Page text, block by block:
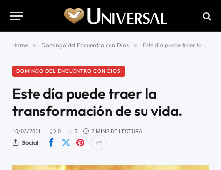
Home » Domingo del Encuentro con Dios » Este día puede traer la transformación de su vida.
DOMINGO DEL ENCUENTRO CON DIOS
Este día puede traer la
transformación de su vida.
10/03/2021 0 5 2 MINS DE LECTURA
Social